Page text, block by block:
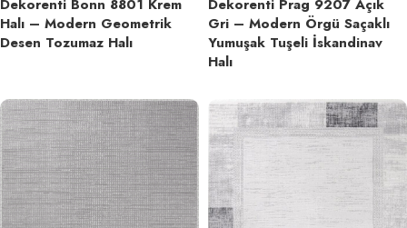
Dekorenti Bonn 8801 Krem
Halı – Modern Geometrik
Desen Tozumaz Halı
Dekorenti Prag 9207 Açık
Gri – Modern Örgü Saçaklı
Yumuşak Tuşeli İskandinav
Halı